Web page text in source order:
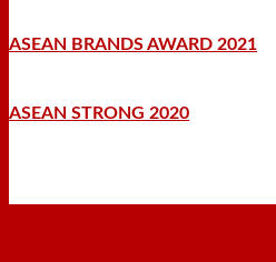
ASEAN BRANDS AWARD 2021
ASEAN STRONG 2020